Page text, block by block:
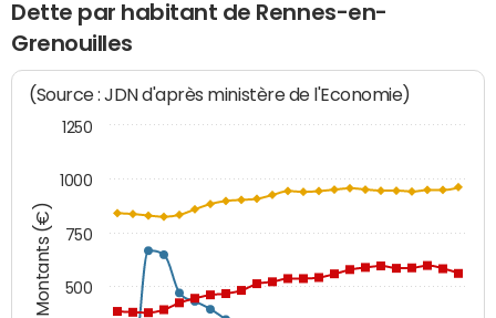
Dette par habitant de Rennes-en-
Grenouilles
Montants (€)
(Source : JDN d'après ministère de l'Economie)
500
750
1000
1250